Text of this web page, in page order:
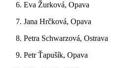
6. Eva Žurková, Opava
7. Jana Hrčková, Opava
8. Petra Schwarzová, Ostrava
9. Petr Ťapušík, Opava